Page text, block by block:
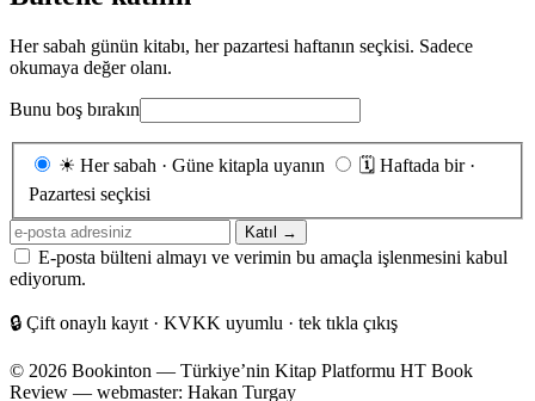
Her sabah günün kitabı, her pazartesi haftanın seçkisi. Sadece
okumaya değer olanı.
Bunu boş bırakın
Gönderim
☀ Her sabah · Güne kitapla uyanın 🗓 Haftada bir ·
Pazartesi seçkisi
E-
posta
adresiniz
Katıl →
E-posta bülteni almayı ve verimin bu amaçla işlenmesini kabul
ediyorum.
🔒 Çift onaylı kayıt · KVKK uyumlu · tek tıkla çıkış
© 2026 Bookinton — Türkiye’nin Kitap Platformu HT Book
Review — webmaster: Hakan Turgay